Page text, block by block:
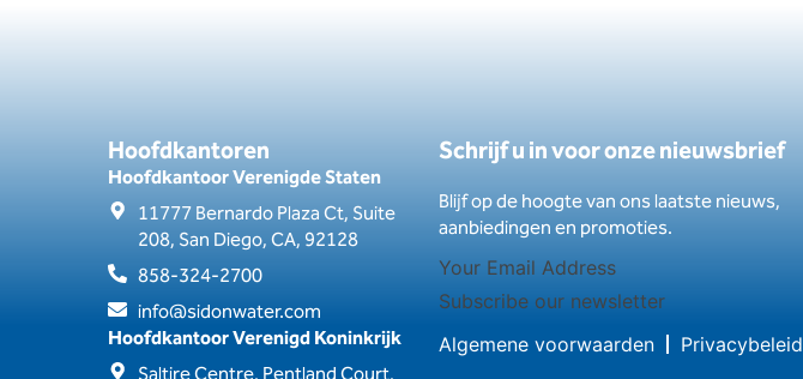
Hoofdkantoren
Hoofdkantoor Verenigde Staten
11777 Bernardo Plaza Ct, Suite
208, San Diego, CA, 92128
858-324-2700
info@sidonwater.com
Hoofdkantoor Verenigd Koninkrijk
Schrijf u in voor onze nieuwsbrief
Blijf op de hoogte van ons laatste nieuws,
aanbiedingen en promoties.
Subscribe our newsletter
Algemene voorwaarden
Privacybeleid